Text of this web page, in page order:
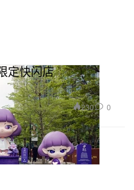
定快闪店
230 0